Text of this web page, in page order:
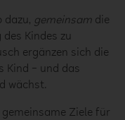
dazu, gemeinsam die
Kindes zu
ergänzen sich die
Kind – und das
wächst.
Ziele für